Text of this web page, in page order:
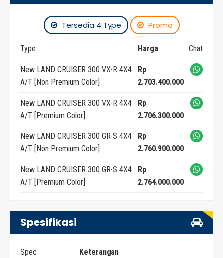
Tersedia 4 Type Promo
Type Harga Chat
New LAND CRUISER 300 VX-R 4X4
A/T [Non Premium Color]
Rp
2.703.400.000
New LAND CRUISER 300 VX-R 4X4
A/T [Premium Color]
Rp
2.706.300.000
New LAND CRUISER 300 GR-S 4X4
A/T [Non Premium Color]
Rp
2.760.900.000
New LAND CRUISER 300 GR-S 4X4
A/T [Premium Color]
Rp
2.764.000.000
Spesifikasi
Spec Keterangan